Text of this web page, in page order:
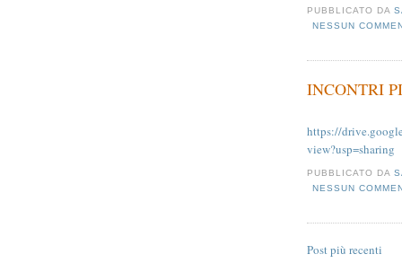
PUBBLICATO DA
NESSUN
INCONTRI
https://
view?usp=sharing
PUBBLICATO DA
NESSUN
Post più recenti